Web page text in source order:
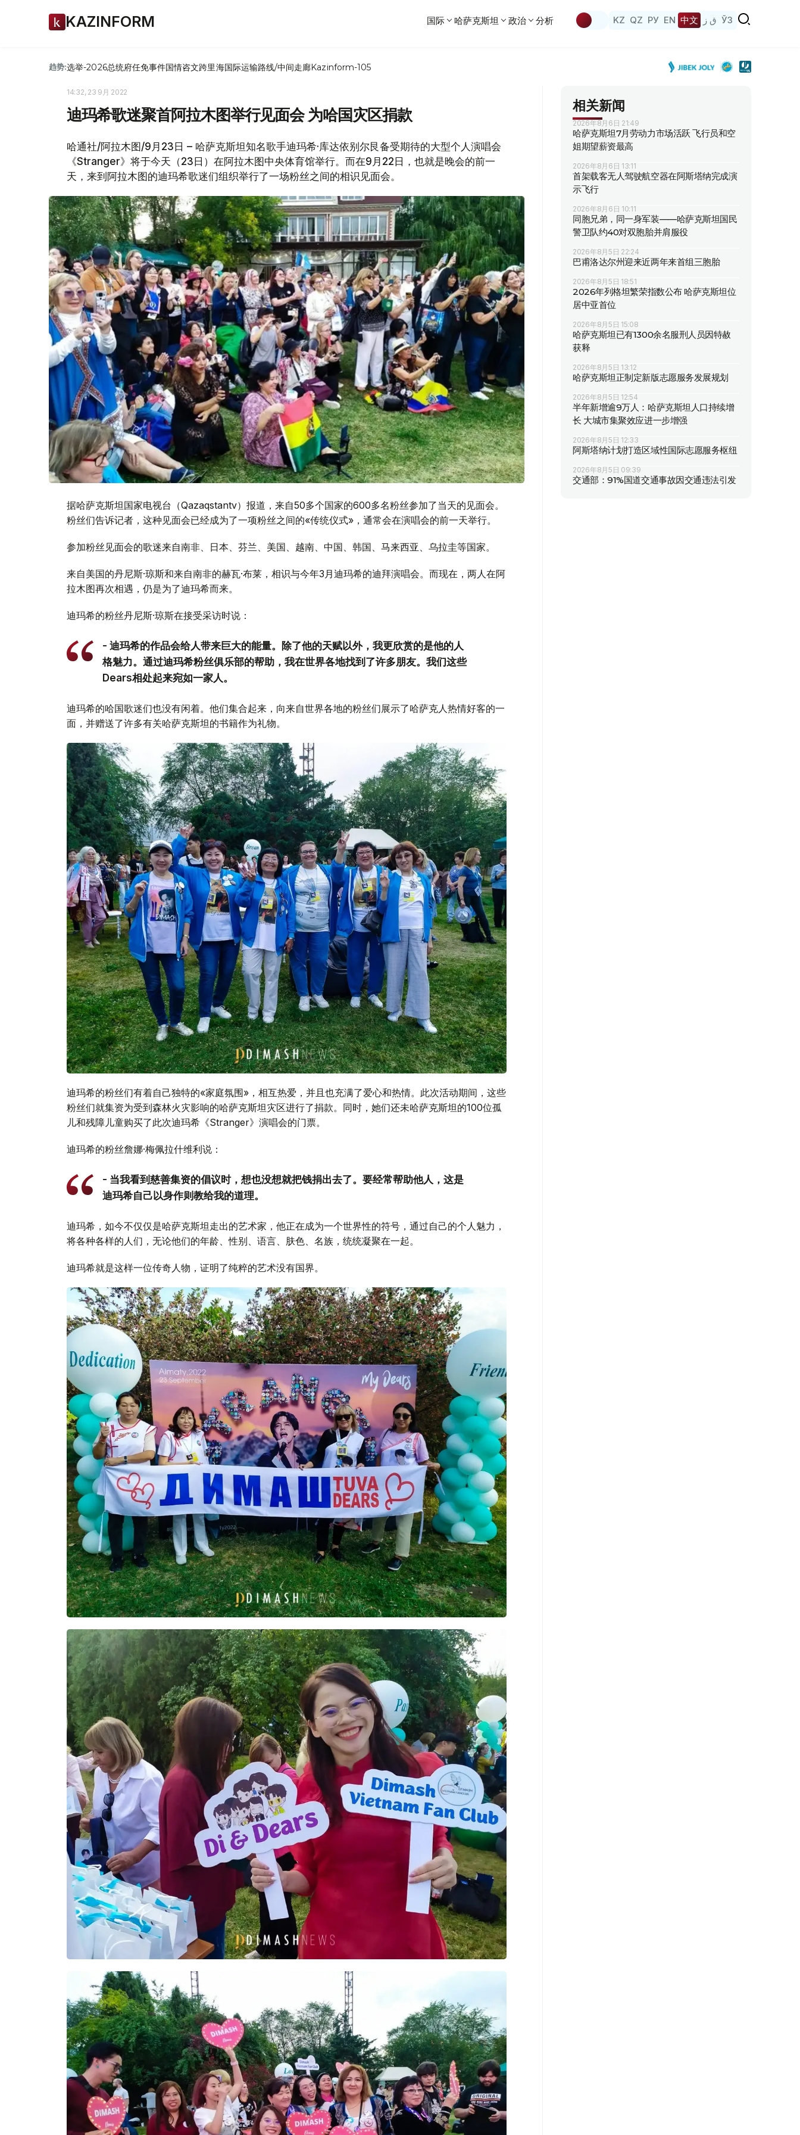
KAZINFORM 国际 哈萨克斯坦 政治 分析 KZ QZ РУ EN 中文 ق ز ЎЗ
趋势:选举-2026总统府任免事件国情咨文跨里海国际运输路线/中间走廊Kazinform-105
14:32, 23 9月 2022
迪玛希歌迷聚首阿拉木图举行见面会 为哈国灾区捐款
哈通社/阿拉木图/9月23日 – 哈萨克斯坦知名歌手迪玛希·库达依别尔艮备受期待的大型个人演唱会
《Stranger》将于今天（23日）在阿拉木图中央体育馆举行。而在9月22日，也就是晚会的前一
天，来到阿拉木图的迪玛希歌迷们组织举行了一场粉丝之间的相识见面会。
据哈萨克斯坦国家电视台（Qazaqstantv）报道，来自50多个国家的600多名粉丝参加了当天的见面会。
粉丝们告诉记者，这种见面会已经成为了一项粉丝之间的«传统仪式»，通常会在演唱会的前一天举行。
参加粉丝见面会的歌迷来自南非、日本、芬兰、美国、越南、中国、韩国、马来西亚、乌拉圭等国家。
来自美国的丹尼斯·琼斯和来自南非的赫瓦·布莱，相识与今年3月迪玛希的迪拜演唱会。而现在，两人在阿
拉木图再次相遇，仍是为了迪玛希而来。
迪玛希的粉丝丹尼斯·琼斯在接受采访时说：
- 迪玛希的作品会给人带来巨大的能量。除了他的天赋以外，我更欣赏的是他的人
格魅力。通过迪玛希粉丝俱乐部的帮助，我在世界各地找到了许多朋友。我们这些
Dears相处起来宛如一家人。
迪玛希的哈国歌迷们也没有闲着。他们集合起来，向来自世界各地的粉丝们展示了哈萨克人热情好客的一
面，并赠送了许多有关哈萨克斯坦的书籍作为礼物。
迪玛希的粉丝们有着自己独特的«家庭氛围»，相互热爱，并且也充满了爱心和热情。此次活动期间，这些
粉丝们就集资为受到森林火灾影响的哈萨克斯坦灾区进行了捐款。同时，她们还未哈萨克斯坦的100位孤
儿和残障儿童购买了此次迪玛希《Stranger》演唱会的门票。
迪玛希的粉丝詹娜·梅佩拉什维利说：
- 当我看到慈善集资的倡议时，想也没想就把钱捐出去了。要经常帮助他人，这是
迪玛希自己以身作则教给我的道理。
迪玛希，如今不仅仅是哈萨克斯坦走出的艺术家，他正在成为一个世界性的符号，通过自己的个人魅力，
将各种各样的人们，无论他们的年龄、性别、语言、肤色、名族，统统凝聚在一起。
迪玛希就是这样一位传奇人物，证明了纯粹的艺术没有国界。
相关新闻
2026年8月6日 21:49
哈萨克斯坦7月劳动力市场活跃 飞行员和空
姐期望薪资最高
2026年8月6日 13:11
首架载客无人驾驶航空器在阿斯塔纳完成演
示飞行
2026年8月6日 10:11
同胞兄弟，同一身军装——哈萨克斯坦国民
警卫队约40对双胞胎并肩服役
2026年8月5日 22:24
巴甫洛达尔州迎来近两年来首组三胞胎
2026年8月5日 18:51
2026年列格坦繁荣指数公布 哈萨克斯坦位
居中亚首位
2026年8月5日 15:08
哈萨克斯坦已有1300余名服刑人员因特赦
获释
2026年8月5日 13:12
哈萨克斯坦正制定新版志愿服务发展规划
2026年8月5日 12:54
半年新增逾9万人：哈萨克斯坦人口持续增
长 大城市集聚效应进一步增强
2026年8月5日 12:33
阿斯塔纳计划打造区域性国际志愿服务枢纽
2026年8月5日 09:39
交通部：91%国道交通事故因交通违法引发